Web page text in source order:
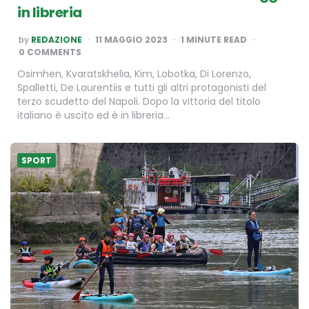
in libreria
POSTED
BY
by REDAZIONE 11 MAGGIO 2023 1 MINUTE READ
0 COMMENTS
Osimhen, Kvaratskhelia, Kim, Lobotka, Di Lorenzo,
Spalletti, De Laurentiis e tutti gli altri protagonisti del
terzo scudetto del Napoli. Dopo la vittoria del titolo
italiano è uscito ed è in libreria…
SPORT